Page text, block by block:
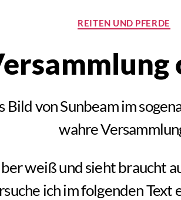
Kategorien
REITEN UND PFERDE
Bild von Sunbeam im
wahre
weiß und sieht braucht
ich im folgenden Text